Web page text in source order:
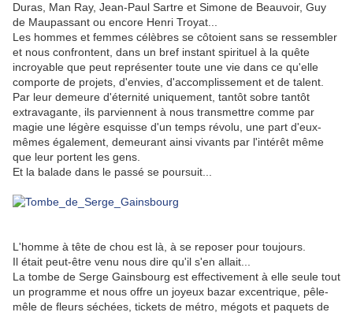
Duras, Man Ray, Jean-Paul Sartre et Simone de Beauvoir, Guy
de Maupassant ou encore Henri Troyat...
Les hommes et femmes célèbres se côtoient sans se ressembler
et nous confrontent, dans un bref instant spirituel à la quête
incroyable que peut représenter toute une vie dans ce qu'elle
comporte de projets, d'envies, d'accomplissement et de talent.
Par leur demeure d'éternité uniquement, tantôt sobre tantôt
extravagante, ils parviennent à nous transmettre comme par
magie une légère esquisse d'un temps révolu, une part d'eux-
mêmes également, demeurant ainsi vivants par l'intérêt même
que leur portent les gens.
Et la balade dans le passé se poursuit...
L'homme à tête de chou est là, à se reposer pour toujours.
Il était peut-être venu nous dire qu'il s'en allait...
La tombe de Serge Gainsbourg est effectivement à elle seule tout
un programme et nous offre un joyeux bazar excentrique, pêle-
mêle de fleurs séchées, tickets de métro, mégots et paquets de